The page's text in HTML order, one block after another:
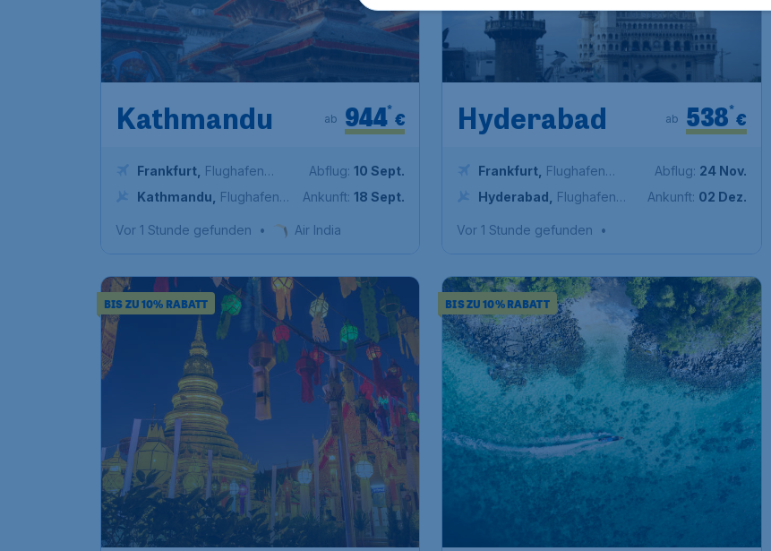
Kathmandu €
944*
ab
Frankfurt Flughafen
Frankfurt
Kathmandu
Flughafen
Abflug: 10 Sept.
Ankunft: 18 Sept.
Vor 1 Stunde gefunden • Air India
Hyderabad €
538*
ab
Frankfurt Flughafen
Frankfurt
Hyderabad
Flughafen
Abflug: 24 Nov.
Ankunft: 02 Dez.
Vor 1 Stunde gefunden •
BIS ZU 10% RABATT BIS ZU 10% RABATT
Phuket €
575
ab